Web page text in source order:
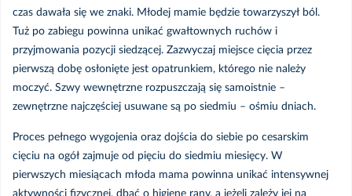
czas dawała się we znaki. Młodej mamie będzie towarzyszył ból.
Tuż po zabiegu powinna unikać gwałtownych ruchów i
przyjmowania pozycji siedzącej. Zazwyczaj miejsce cięcia przez
pierwszą dobę osłonięte jest opatrunkiem, którego nie należy
moczyć. Szwy wewnętrzne rozpuszczają się samoistnie –
zewnętrzne najczęściej usuwane są po siedmiu – ośmiu dniach.
Proces pełnego wygojenia oraz dojścia do siebie po cesarskim
cięciu na ogół zajmuje od pięciu do siedmiu miesięcy. W
pierwszych miesiącach młoda mama powinna unikać intensywnej
aktywności fizycznej, dbać o higienę rany, a jeżeli zależy jej na